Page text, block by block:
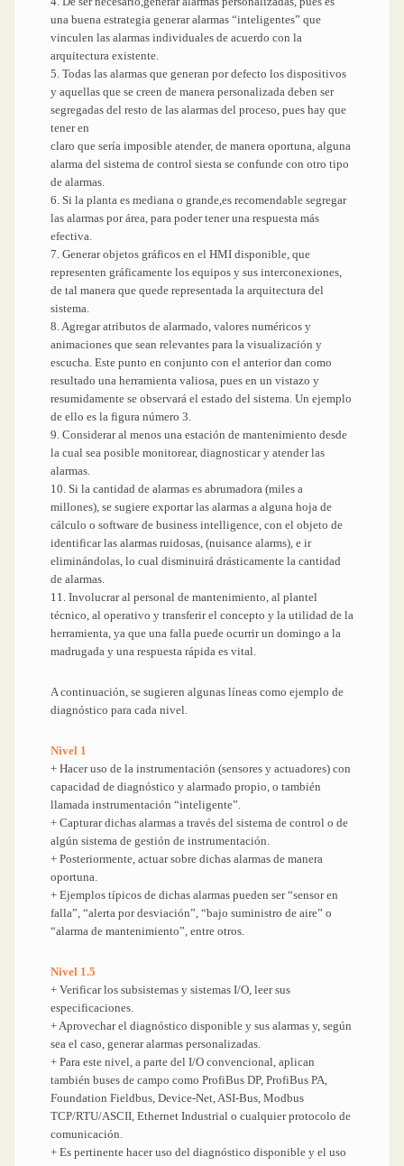
una buena estrategia generar alarmas “inteligentes” que
vinculen las alarmas individuales de acuerdo con la
arquitectura existente.
5. Todas las alarmas que generan por defecto los dispositivos
y aquellas que se creen de manera personalizada deben ser
segregadas del resto de las alarmas del proceso, pues hay que
tener en
claro que sería imposible atender, de manera oportuna, alguna
alarma del sistema de control siesta se confunde con otro tipo
de alarmas.
6. Si la planta es mediana o grande,es recomendable segregar
las alarmas por área, para poder tener una respuesta más
efectiva.
7. Generar objetos gráficos en el HMI disponible, que
representen gráficamente los equipos y sus interconexiones,
de tal manera que quede representada la arquitectura del
sistema.
8. Agregar atributos de alarmado, valores numéricos y
animaciones que sean relevantes para la visualización y
escucha. Este punto en conjunto con el anterior dan como
resultado una herramienta valiosa, pues en un vistazo y
resumidamente se observará el estado del sistema. Un ejemplo
de ello es la figura número 3.
9. Considerar al menos una estación de mantenimiento desde
la cual sea posible monitorear, diagnosticar y atender las
alarmas.
10. Si la cantidad de alarmas es abrumadora (miles a
millones), se sugiere exportar las alarmas a alguna hoja de
cálculo o software de business intelligence, con el objeto de
identificar las alarmas ruidosas, (nuisance alarms), e ir
eliminándolas, lo cual disminuirá drásticamente la cantidad
de alarmas.
11. Involucrar al personal de mantenimiento, al plantel
técnico, al operativo y transferir el concepto y la utilidad de la
herramienta, ya que una falla puede ocurrir un domingo a la
madrugada y una respuesta rápida es vital.
A continuación, se sugieren algunas líneas como ejemplo de
diagnóstico para cada nivel.
Nivel 1
+ Hacer uso de la instrumentación (sensores y actuadores) con
capacidad de diagnóstico y alarmado propio, o también
llamada instrumentación “inteligente”.
+ Capturar dichas alarmas a través del sistema de control o de
algún sistema de gestión de instrumentación.
+ Posteriormente, actuar sobre dichas alarmas de manera
oportuna.
+ Ejemplos típicos de dichas alarmas pueden ser “sensor en
falla”, “alerta por desviación”, “bajo suministro de aire” o
“alarma de mantenimiento”, entre otros.
Nivel 1.5
+ Verificar los subsistemas y sistemas I/O, leer sus
especificaciones.
+ Aprovechar el diagnóstico disponible y sus alarmas y, según
sea el caso, generar alarmas personalizadas.
+ Para este nivel, a parte del I/O convencional, aplican
también buses de campo como ProfiBus DP, ProfiBus PA,
Foundation Fieldbus, Device-Net, ASI-Bus, Modbus
TCP/RTU/ASCII, Ethernet Industrial o cualquier protocolo de
comunicación.
+ Es pertinente hacer uso del diagnóstico disponible y el uso